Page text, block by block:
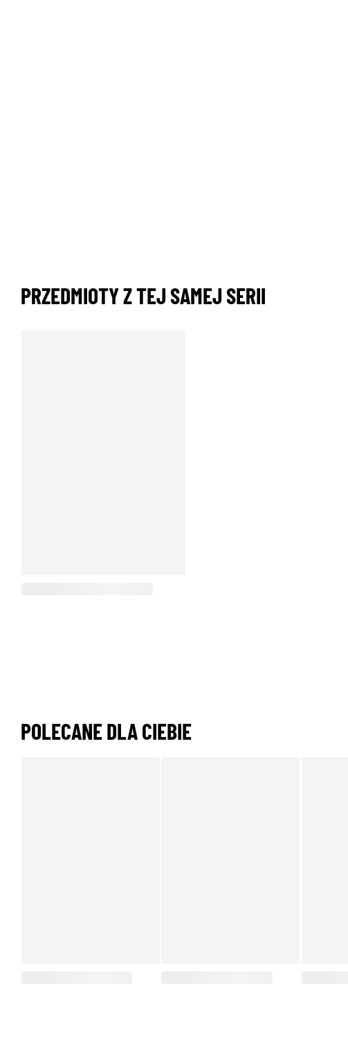
PRZEDMIOTY Z TEJ SAMEJ SERII
POLECANE DLA CIEBIE